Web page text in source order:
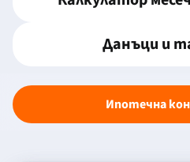
Данъци и
Ипотечна